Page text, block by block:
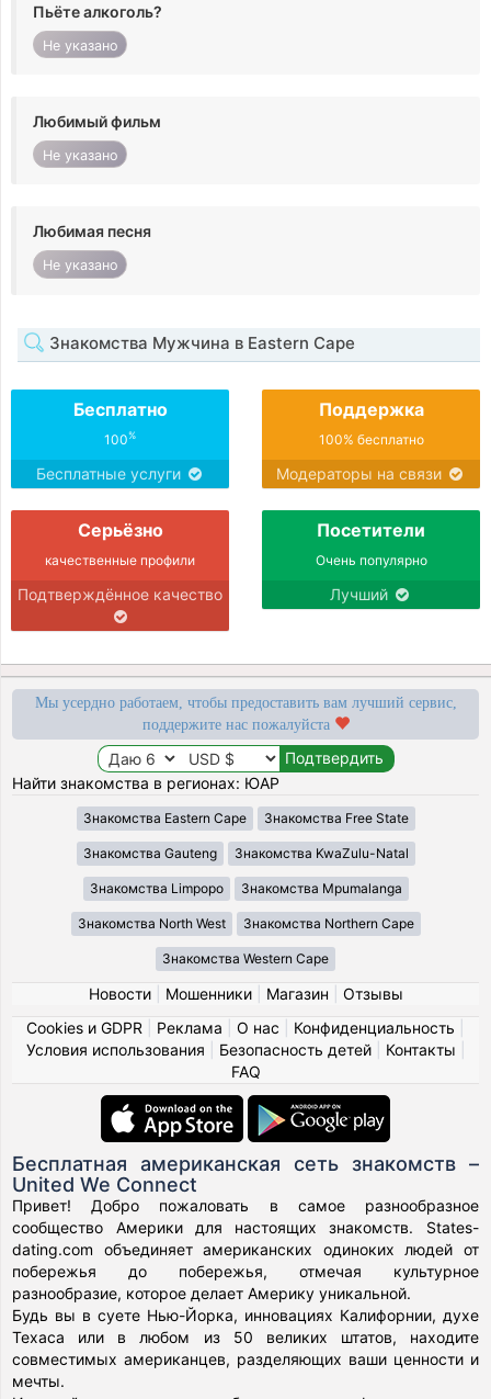
Пьёте алкоголь?
Не указано
Любимый фильм
Не указано
Любимая песня
Не указано
Знакомства Мужчина в Eastern Cape
Бесплатно
100%
Бесплатные услуги
Поддержка
100% бесплатно
Модераторы на связи
Серьёзно
качественные профили
Подтверждённое качество
Посетители
Очень популярно
Лучший
Мы усердно работаем, чтобы предоставить вам лучший сервис,
поддержите нас пожалуйста
Найти знакомства в регионах: ЮАР
Знакомства Eastern Cape Знакомства Free State
Знакомства Gauteng Знакомства KwaZulu-Natal
Знакомства Limpopo Знакомства Mpumalanga
Знакомства North West Знакомства Northern Cape
Знакомства Western Cape
Новости| Мошенники| Магазин
Отзывы
Cookies и GDPR
Реклама О нас Конфиденциальность
Условия использования
Безопасность детей| Контакты
FAQ
Бесплатная американская сеть знакомств –
United We Connect
Привет! Добро пожаловать в самое разнообразное
сообщество Америки для настоящих знакомств. States-
dating.com объединяет американских одиноких людей от
побережья до побережья, отмечая культурное
разнообразие, которое делает Америку уникальной.
Будь вы в суете Нью-Йорка, инновациях Калифорнии, духе
Техаса или в любом из 50 великих штатов, находите
совместимых американцев, разделяющих ваши ценности и
мечты.